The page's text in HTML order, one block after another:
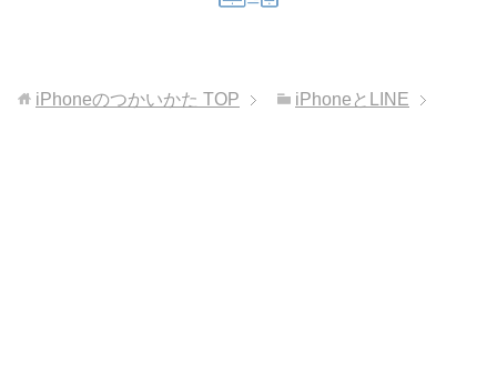
iPhoneのつかいかた TOP iPhoneとLINE